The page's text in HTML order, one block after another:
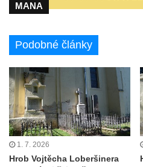
židovského hřbitova v
úřadě v Kovanicích
Kovanicích
Pomník obětem válek v
Pamětní deska Rudé armádě
Trutnově
Pomník obětem
hřbitově v Rychnově u
MANA
Podobné články
1. 7. 2026
Hrob Vojtěcha Loberšinera